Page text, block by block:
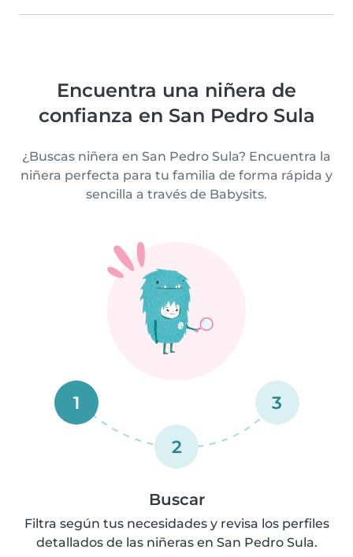
Encuentra una niñera de
confianza en San Pedro Sula
¿Buscas niñera en San Pedro Sula? Encuentra la
niñera perfecta para tu familia de forma rápida y
sencilla a través de Babysits.
1
2
3
Buscar
Filtra según tus necesidades y revisa los perfiles
detallados de las niñeras en San Pedro Sula.